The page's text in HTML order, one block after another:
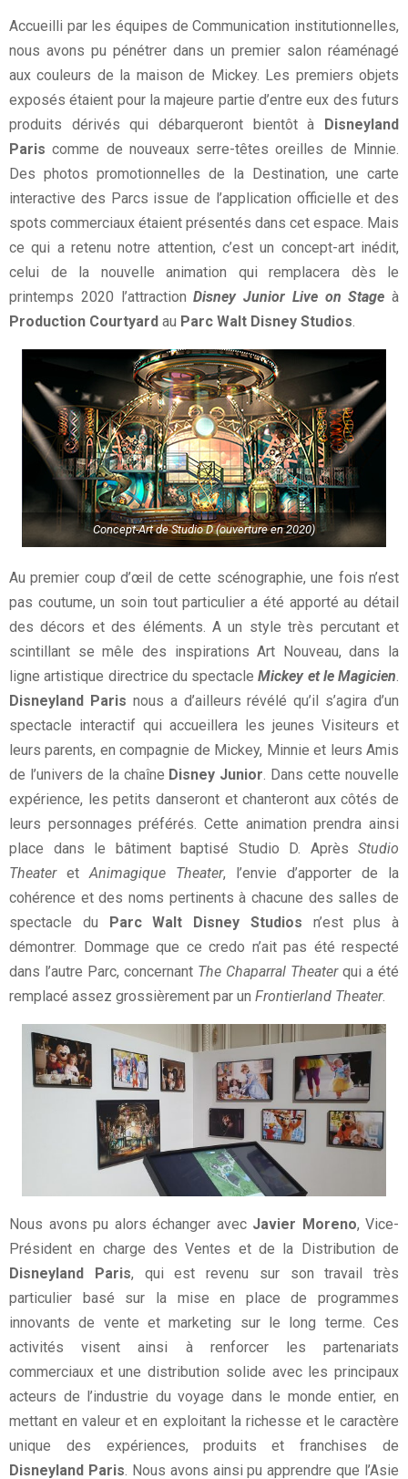
Accueilli par les équipes de Communication institutionnelles,
nous avons pu pénétrer dans un premier salon réaménagé
aux couleurs de la maison de Mickey. Les premiers objets
exposés étaient pour la majeure partie d’entre eux des futurs
produits dérivés qui débarqueront bientôt à
Disneyland
Paris comme de nouveaux serre-têtes oreilles de Minnie.
Des photos promotionnelles de la Destination, une carte
interactive des Parcs issue de l’application officielle et des
spots commerciaux étaient présentés dans cet espace. Mais
ce qui a retenu notre attention, c’est un concept-art inédit,
celui de la nouvelle animation qui remplacera dès le
printemps 2020 l’attractionDisney Junior Live on Stage à
Production Courtyard au Parc Walt Disney Studios.
Concept-Art de Studio D (ouverture en 2020)
Au premier coup d’œil de cette scénographie, une fois n’est
pas coutume, un soin tout particulier a été apporté au détail
des décors et des éléments. A un style très percutant et
scintillant se mêle des inspirations Art Nouveau, dans la
ligne artistique directrice du spectacleMickey et le Magicien.
Disneyland Paris nous a d’ailleurs révélé qu’il s’agira d’un
spectacle interactif qui accueillera les jeunes Visiteurs et
leurs parents, en compagnie de Mickey, Minnie et leurs Amis
de l’univers de la chaîne Disney Junior. Dans cette nouvelle
expérience, les petits danseront et chanteront aux côtés de
leurs personnages préférés. Cette animation prendra ainsi
place dans le bâtiment baptisé Studio D. Après Studio
TheateretAnimagique Theater, l’envie d’apporter de la
cohérence et des noms pertinents à chacune des salles de
spectacle du Parc Walt Disney Studios n’est plus à
démontrer. Dommage que ce credo n’ait pas été respecté
dans l’autre Parc, concernant The Chaparral Theaterqui a été
remplacé assez grossièrement par un Frontierland Theater.
Nous avons pu alors échanger avec Javier Moreno, Vice-
Président en charge des Ventes et de la Distribution de
Disneyland Paris, qui est revenu sur son travail très
particulier basé sur la mise en place de programmes
innovants de vente et marketing sur le long terme. Ces
activités visent ainsi à renforcer les partenariats
commerciaux et une distribution solide avec les principaux
acteurs de l’industrie du voyage dans le monde entier, en
mettant en valeur et en exploitant la richesse et le caractère
unique des expériences, produits et franchises de
Disneyland Paris. Nous avons ainsi pu apprendre que l’Asie